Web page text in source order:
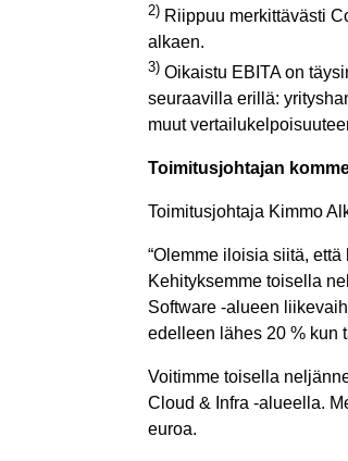
2) Riippuu merkittävästi
alkaen.
3) Oikaistu EBITA on
seuraavilla erillä:
muut
Toimitusjohtajan
Toimitusjohtaja Kimmo
“Olemme iloisia siitä,
Kehityksemme toisella
Software -alueen
edelleen lähes 20 % kun
Voitimme toisella
Cloud & Infra -alueella.
euroa.